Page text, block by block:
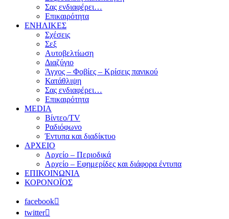
Σας ενδιαφέρει…
Επικαιρότητα
ΕΝΗΛΙΚΕΣ
Σχέσεις
Σεξ
Αυτοβελτίωση
Διαζύγιο
Άγχος – Φοβίες – Κρίσεις πανικού
Κατάθλιψη
Σας ενδιαφέρει…
Επικαιρότητα
MEDIA
Βίντεο/TV
Ραδιόφωνο
Έντυπα και διαδίκτυο
ΑΡΧΕΙΟ
Αρχείο – Περιοδικά
Αρχείο – Εφημερίδες και διάφορα έντυπα
ΕΠΙΚΟΙΝΩΝΙΑ
ΚΟΡΟΝΟΪΟΣ
facebook
twitter